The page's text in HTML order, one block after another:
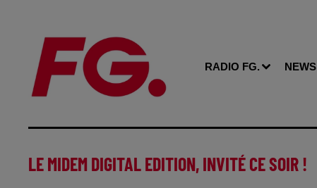
RADIO FG. NEWS
LE MIDEM DIGITAL EDITION, INVITÉ CE SOIR !